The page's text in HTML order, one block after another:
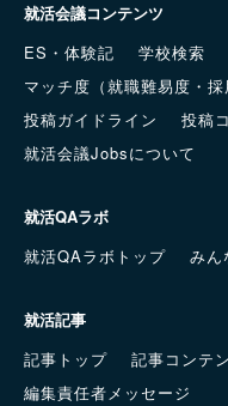
就活会議コンテンツ
ES・体験記
学校検索
マッチ度（就職難易度・採
投稿ガイドライン
投稿
就活会議Jobsについて
就活QAラボ
就活QAラボトップ
みん
就活記事
記事トップ
記事コンテ
編集責任者メッセージ